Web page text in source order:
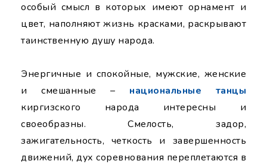
особый смысл в которых имеют орнамент и
цвет, наполняют жизнь красками, раскрывают
таинственную душу народа.
Энергичные и спокойные, мужские, женские
и смешанные – национальные танцы
киргизского народа интересны и
своеобразны. Смелость, задор,
зажигательность, четкость и завершенность
движений, дух соревнования переплетаются в